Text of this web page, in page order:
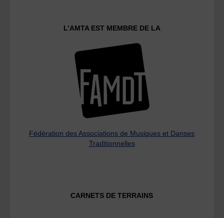
L’AMTA EST MEMBRE DE LA
Fédération des Associations de Musiques et Danses
Traditionnelles
CARNETS DE TERRAINS